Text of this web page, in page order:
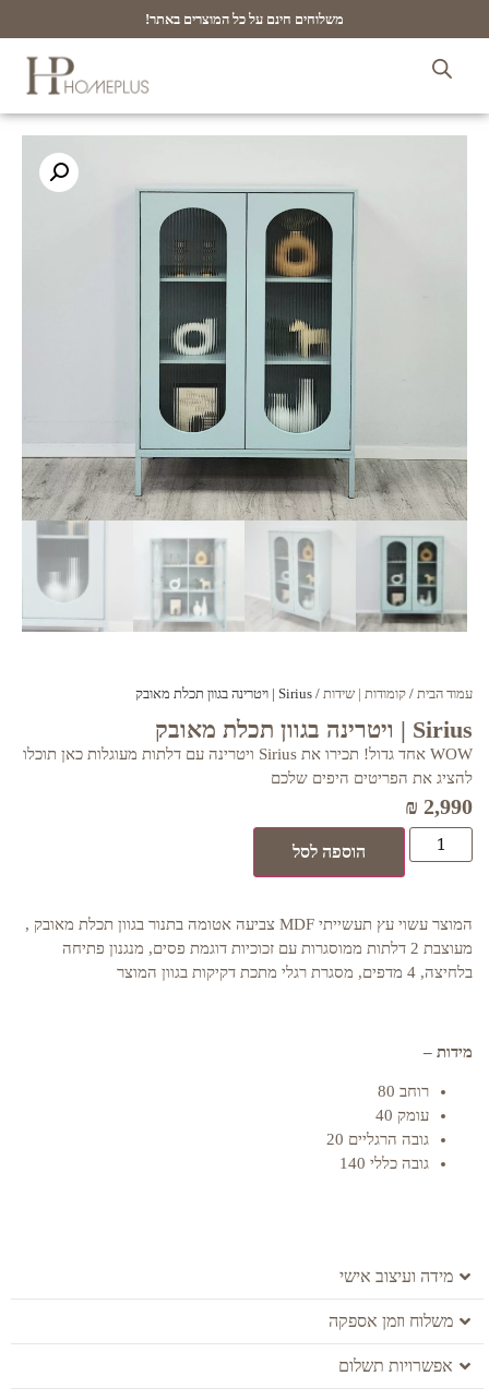
משלוחים חינם על כל המוצרים באתר!
עמוד הבית / קומודות | שידות / Sirius | ויטרינה בגוון תכלת מאובק
Sirius | ויטרינה בגוון תכלת מאובק
WOW אחד גדול! תכירו את Sirius ויטרינה עם דלתות מעוגלות כאן תוכלו
להציג את הפריטים היפים שלכם
₪ 2,990
הוספה לסל
המוצר עשוי עץ תעשייתי MDF צביעה אטומה בתנור בגוון תכלת מאובק ,
מעוצבת 2 דלתות ממוסגרות עם זכוכיות דוגמת פסים, מנגנון פתיחה
בלחיצה, 4 מדפים, מסגרת רגלי מתכת דקיקות בגוון המוצר
מידות –
רוחב 80
עומק 40
גובה הרגליים 20
גובה כללי 140
מידה ועיצוב אישי
משלוח וזמן אספקה
אפשרויות תשלום